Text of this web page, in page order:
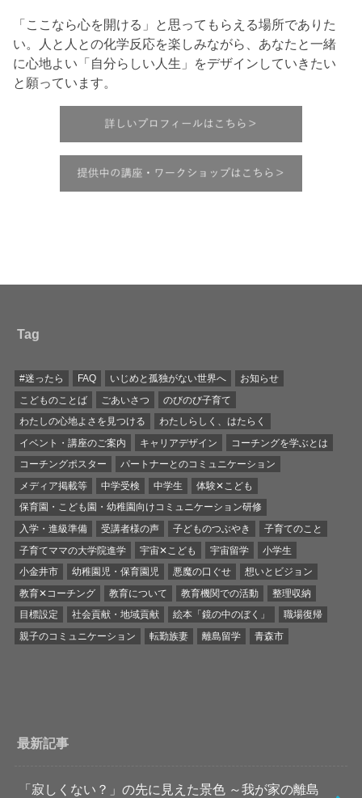
「ここなら心を開ける」と思ってもらえる場所でありた
い。人と人との化学反応を楽しみながら、あなたと一緒
に心地よい「自分らしい人生」をデザインしていきたい
と願っています。
Tag
#迷ったら FAQ いじめと孤独がない世界へ
お知らせ
こどものことば
ごあいさつ
のびのび子育て
わたしの心地よさを見つける
わたしらしく、はたらく
イベント・講座のご案内
キャリアデザイン
コーチングを学ぶとは
コーチングポスター
パートナーとのコミュニケーション
メディア掲載等
中学受検 中学生
体験✕こども
保育園・こども園・幼稚園向けコミュニケーション研修
入学・進級準備
受講者様の声 子どものつぶやき
子育てのこと
子育てママの大学院進学
宇宙✕こども 宇宙留学
小学生
小金井市
幼稚園児・保育園児 悪魔の口ぐせ
想いとビジョン
教育✕コーチング
教育について 教育機関での活動
整理収納
目標設定
社会貢献・地域貢献 絵本「鏡の中のぼく」
職場復帰
親子のコミュニケーション
転勤族妻 離島留学 青森市
最新記事
「寂しくない？」の先に見えた景色 ～我が家の離島